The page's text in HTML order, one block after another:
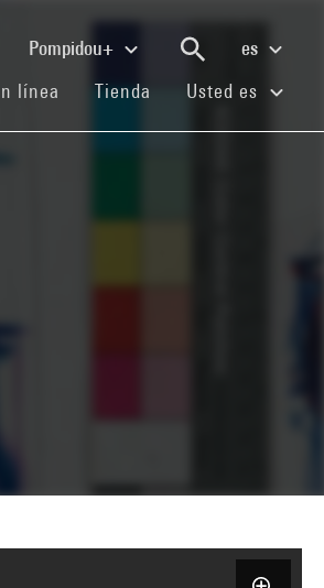
Pompidou+
es
línea (current)
Tienda (current)
Usted es